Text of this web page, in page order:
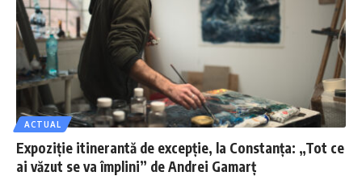
ACTUAL
Expoziție itinerantă de excepție, la Constanța: „Tot ce
ai văzut se va împlini” de Andrei Gamarț